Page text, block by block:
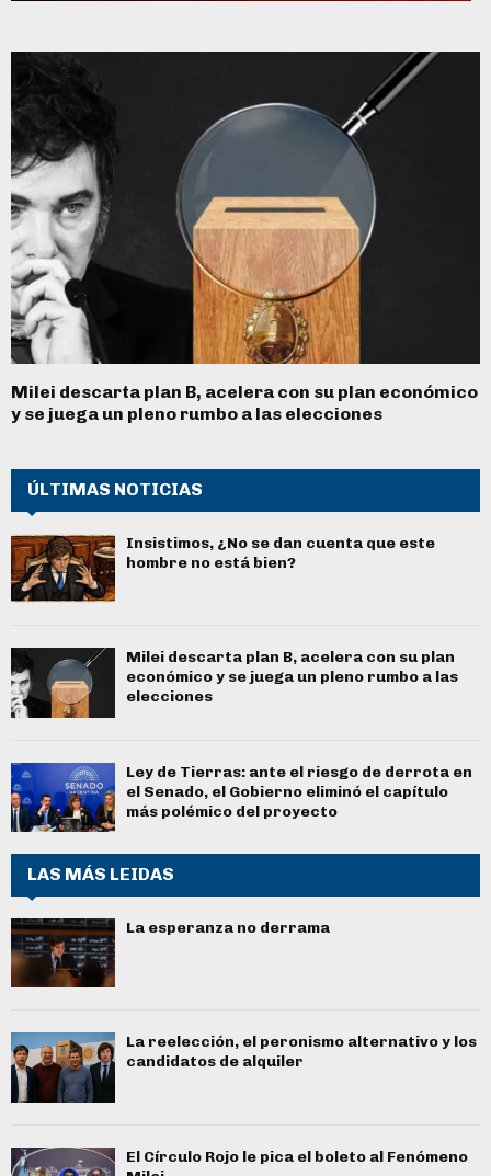
Milei descarta plan B, acelera con su plan económico
y se juega un pleno rumbo a las elecciones
ÚLTIMAS NOTICIAS
Insistimos, ¿No se dan cuenta que este
hombre no está bien?
Milei descarta plan B, acelera con su plan
económico y se juega un pleno rumbo a las
elecciones
Ley de Tierras: ante el riesgo de derrota en
el Senado, el Gobierno eliminó el capítulo
más polémico del proyecto
LAS MÁS LEIDAS
La esperanza no derrama
La reelección, el peronismo alternativo y los
candidatos de alquiler
El Círculo Rojo le pica el boleto al Fenómeno